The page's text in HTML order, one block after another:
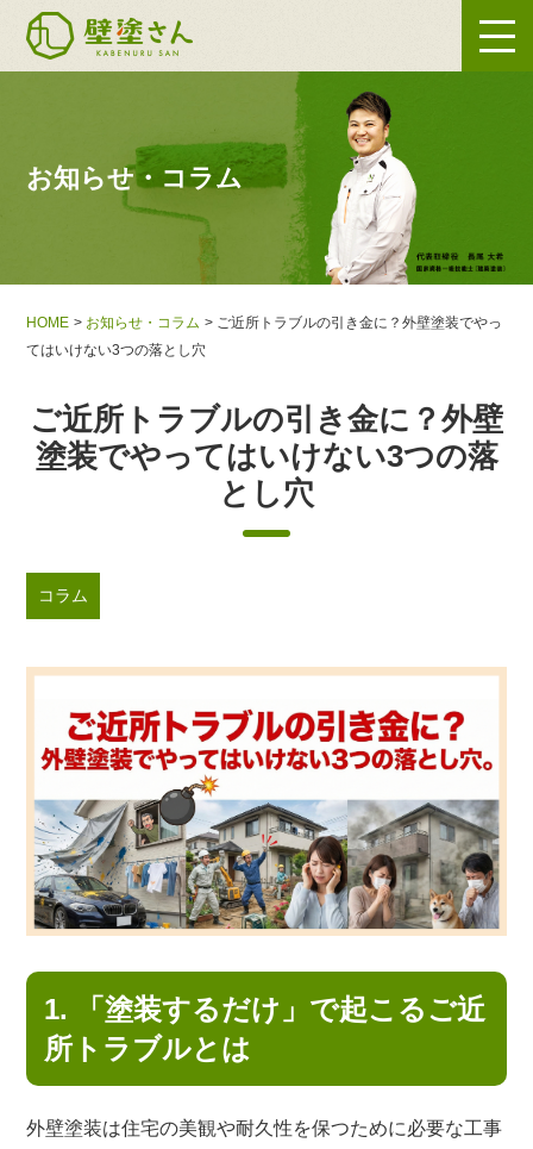
お知らせ・コラム
HOME お知らせ・コラム
ご近所トラブルの引き金に？外壁塗装でやっ
てはいけない3つの落とし穴
ご近所トラブルの引き金に？外壁
塗装でやってはいけない3つの落
とし穴
コラム
1. 「塗装するだけ」で起こるご近
所トラブルとは
外壁塗装は住宅の美観や耐久性を保つために必要な工事